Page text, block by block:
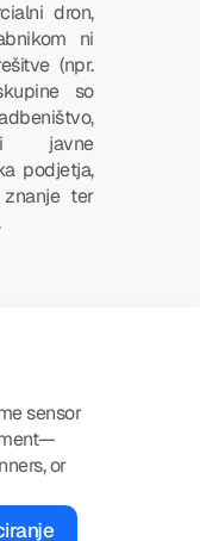
dron,
ni
(npr.
so
javne
podjetja,
ter
sensor
or